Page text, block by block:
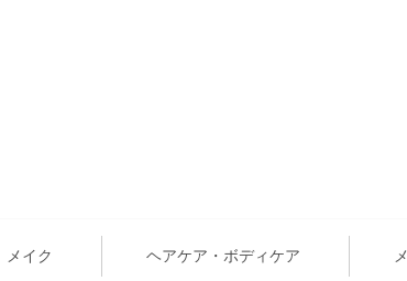
メイク ヘアケア・ボディケア